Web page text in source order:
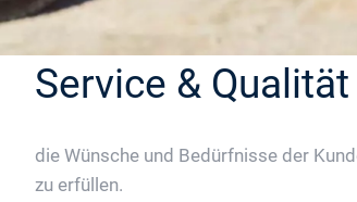
Service & Qualität
die Wünsche und Bedürfnisse der
zu erfüllen.